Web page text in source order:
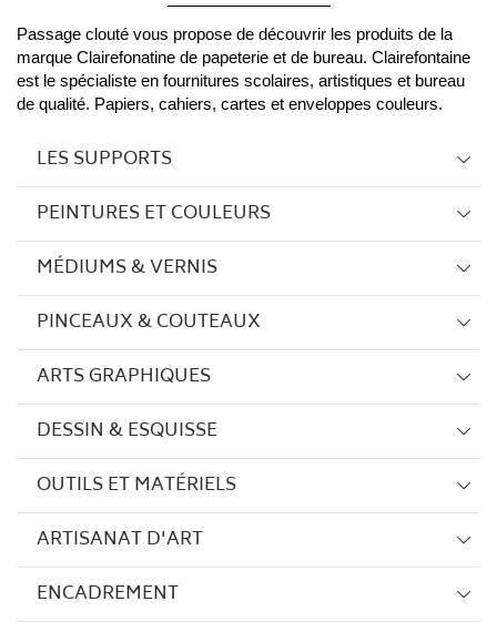
LES SUPPORTS
PEINTURES ET COULEURS
MÉDIUMS & VERNIS
PINCEAUX & COUTEAUX
ARTS GRAPHIQUES
DESSIN & ESQUISSE
OUTILS ET MATÉRIELS
ARTISANAT D'ART
ENCADREMENT
Passage clouté vous propose de découvrir les produits de la
marque Clairefonatine de papeterie et de bureau. Clairefontaine
est le spécialiste en fournitures scolaires, artistiques et bureau
de qualité. Papiers, cahiers, cartes et enveloppes couleurs.